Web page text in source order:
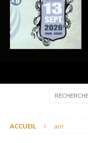
ACCUEIL aor